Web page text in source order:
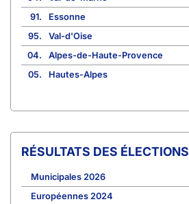
91.
Essonne
95.
Val-d'Oise
04.
Alpes-de-Haute-Provence
05.
Hautes-Alpes
RÉSULTATS DES ÉLECTIONS
Municipales 2026
Européennes 2024